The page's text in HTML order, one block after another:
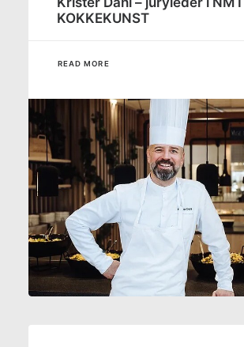
KOKKEKUNST
READ MORE